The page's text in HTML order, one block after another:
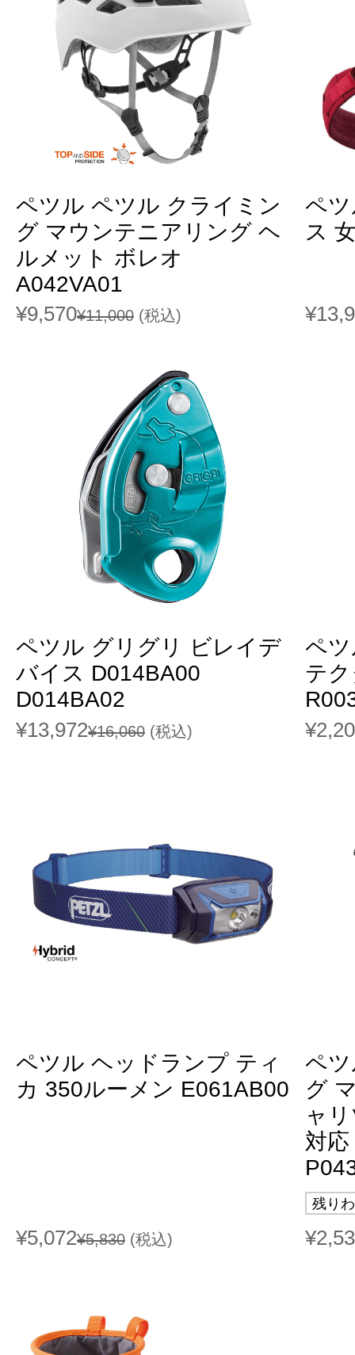
ペツル ペツル クライミン
グ マウンテニアリング ヘ
ルメット ボレオ
A042VA01
¥9,570¥11,000 (税込)
ペ
ス
ペツル グリグリ ビレイデ
バイス D014BA00
D014BA02
¥13,972¥16,060 (税込)
ペ
テ
ペツル ヘッドランプ ティ
カ 350ルーメン E061AB00
¥5,072¥5,830 (税込)
ペ
グ
ャ
対
残り